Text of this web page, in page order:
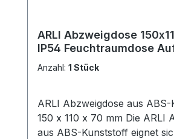
ARLI Abzweigdose
IP54 Feuchtraumdose
Elektro Verteiler ABS
grau Innen Außen
Anzahl: 1 Stück
ARLI Abzweigdose aus
150 x 110 x 70 mm Die ARLI Abzweigdose
aus ABS-Kunststoff eignet